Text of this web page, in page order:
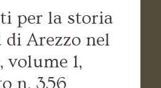
per la storia
Arezzo nel
volume 1,
n. 356